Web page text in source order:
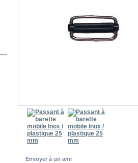
Envoyer à un ami